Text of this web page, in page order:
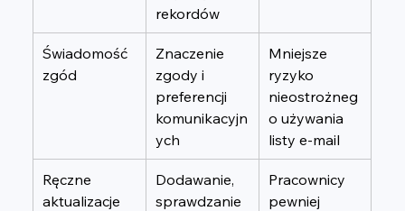
rekordów
Świadomość
zgód
Znaczenie
zgody i
preferencji
komunikacyjn
ych
Mniejsze
ryzyko
nieostrożneg
o używania
listy e-mail
Ręczne
aktualizacje
Dodawanie,
sprawdzanie
Pracownicy
pewniej